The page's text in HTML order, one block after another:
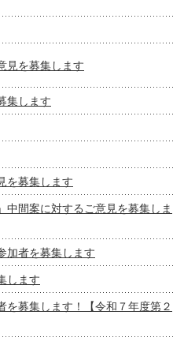
見を募集します
集します
を募集します
中間案に対するご意見を募集しま
加者を募集します
します
募集します！【令和７年度第２